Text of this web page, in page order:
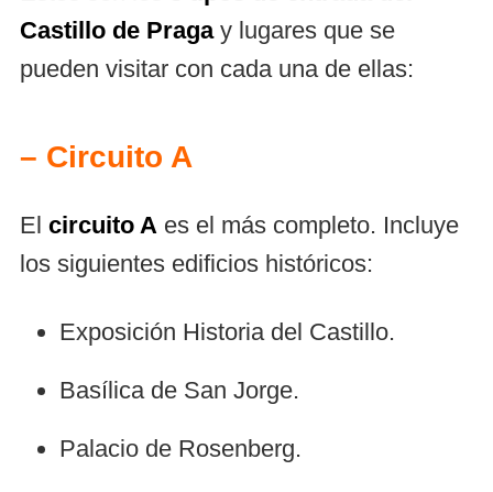
Castillo de Pragay lugares que se
pueden visitar con cada una de ellas:
– Circuito A
El circuito A es el más completo. Incluye
los siguientes edificios históricos:
Exposición Historia del Castillo.
Basílica de San Jorge.
Palacio de Rosenberg.